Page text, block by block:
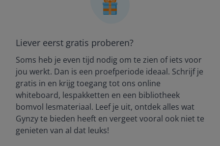
Liever eerst gratis proberen?
Soms heb je even tijd nodig om te zien of iets voor
jou werkt. Dan is een proefperiode ideaal. Schrijf je
gratis in en krijg toegang tot ons online
whiteboard, lespakketten en een bibliotheek
bomvol lesmateriaal. Leef je uit, ontdek alles wat
Gynzy te bieden heeft en vergeet vooral ook niet te
genieten van al dat leuks!